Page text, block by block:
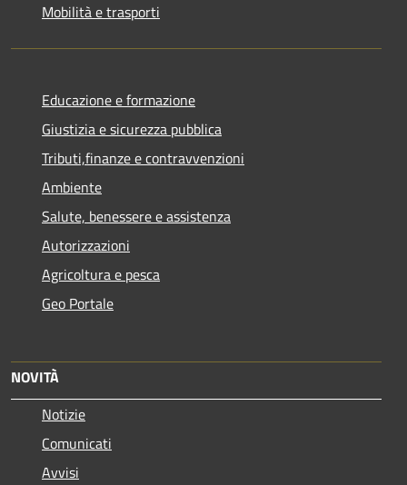
Mobilità e trasporti
Educazione e formazione
Giustizia e sicurezza pubblica
Tributi,finanze e contravvenzioni
Ambiente
Salute, benessere e assistenza
Autorizzazioni
Agricoltura e pesca
Geo Portale
NOVITÀ
Notizie
Comunicati
Avvisi